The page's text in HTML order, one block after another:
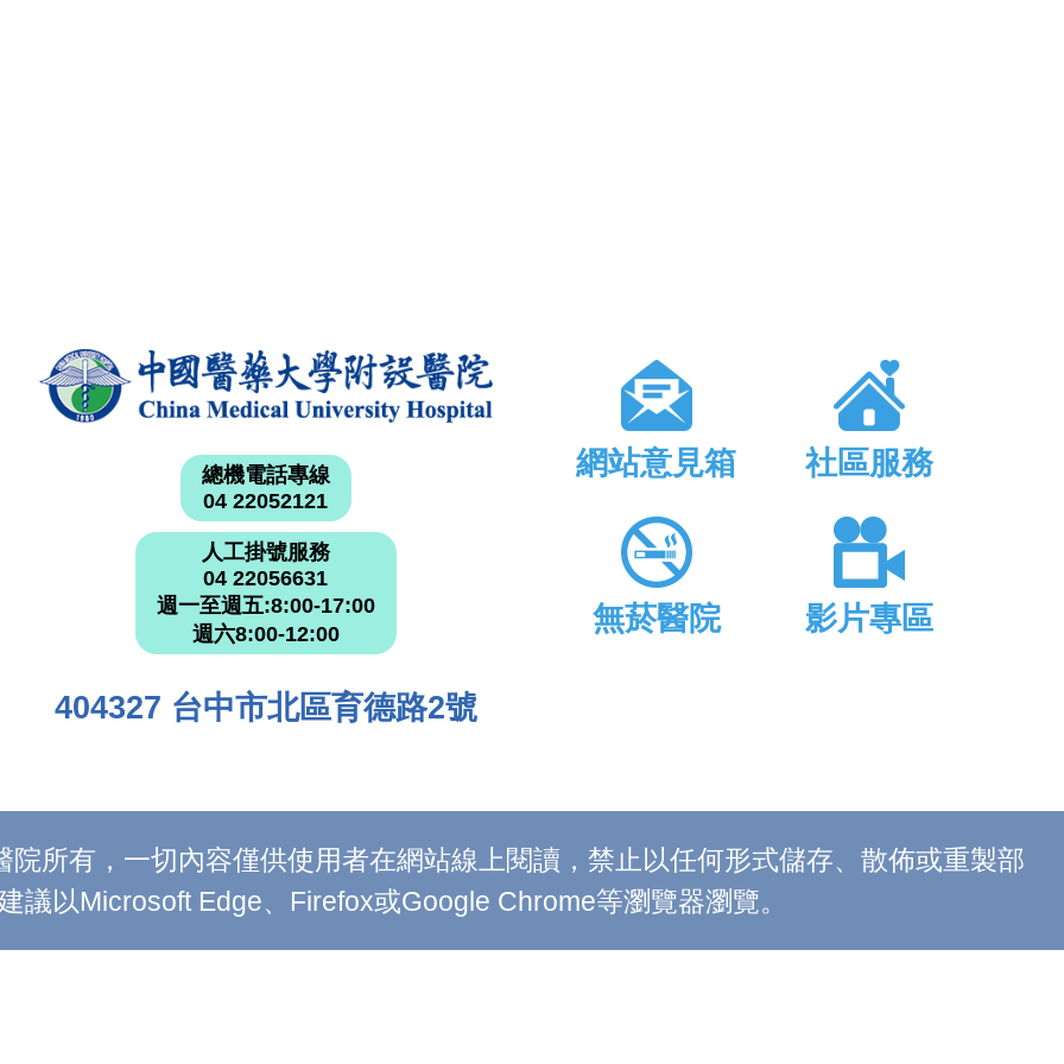
總機電話專線
04 22052121
人工掛號服務
04 22056631
週一至週五:8:00-17:00
週六8:00-12:00
404327 台中市北區育德路2號
網站意見箱 社區服務
無菸醫院 影片專區
所有，一切內容僅供使用者在網站線上閱讀，禁止以任何形式儲存、散佈或重製部
議以Microsoft Edge、Firefox或Google Chrome等瀏覽器瀏覽。